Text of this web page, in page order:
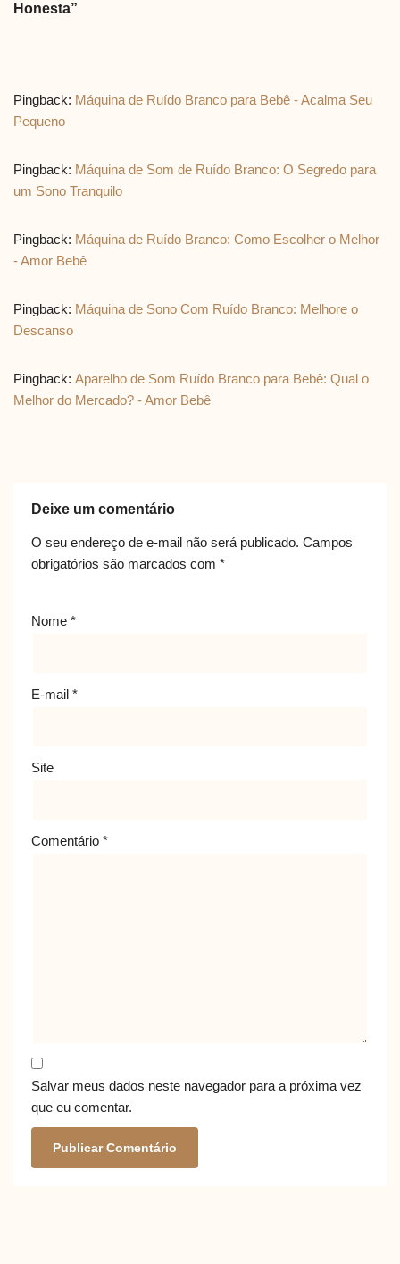
Honesta”
Pingback: Máquina de Ruído Branco para Bebê - Acalma Seu
Pequeno
Pingback: Máquina de Som de Ruído Branco: O Segredo para
um Sono Tranquilo
Pingback: Máquina de Ruído Branco: Como Escolher o Melhor
- Amor Bebê
Pingback: Máquina de Sono Com Ruído Branco: Melhore o
Descanso
Pingback: Aparelho de Som Ruído Branco para Bebê: Qual o
Melhor do Mercado? - Amor Bebê
Deixe um comentário
O seu endereço de e-mail não será publicado. Campos
obrigatórios são marcados com *
Nome *
E-mail *
Site
Comentário *
Salvar meus dados neste navegador para a próxima vez
que eu comentar.